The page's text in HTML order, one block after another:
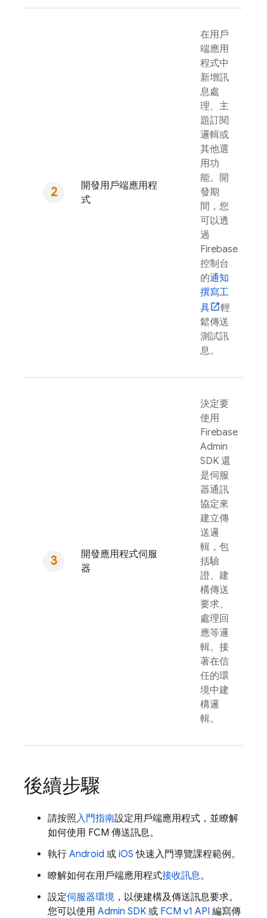
開發用戶端應用程
式
在用戶
端應用
程式中
新增訊
息處
理、主
題訂閱
邏輯或
其他選
用功
能。開
發期
間，您
可以透
過
Firebase
控制台
的通知
撰寫工
具
輕
鬆傳送
測試訊
息。
開發應用程式伺服
器
決定要
使用
Firebase
Admin
SDK 還
是伺服
器通訊
協定來
建立傳
送邏
輯，包
括驗
證、建
構傳送
要求、
處理回
應等邏
輯。接
著在信
任的環
境中建
構邏
輯。
後續步驟
請按照入門指南設定用戶端應用程式，並瞭解
如何使用 FCM 傳送訊息。
執行 Android 或 iOS 快速入門導覽課程範例。
瞭解如何在用戶端應用程式接收訊息。
設定伺服器環境 ，以便建構及傳送訊息要求。
您可以使用 Admin SDK 或 FCM v1 API 編寫傳